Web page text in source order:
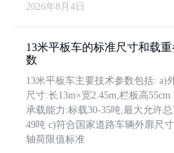
2026年8月4日
13米平板车的标准尺寸和载重
数
13米平板车主要技术参数包括: a)
尺寸:长13m×宽2.45m,栏板高55cm
承载能力:标载30-35吨,最大允许
49吨 c)符合国家道路车辆外廓尺寸
轴荷限值标准